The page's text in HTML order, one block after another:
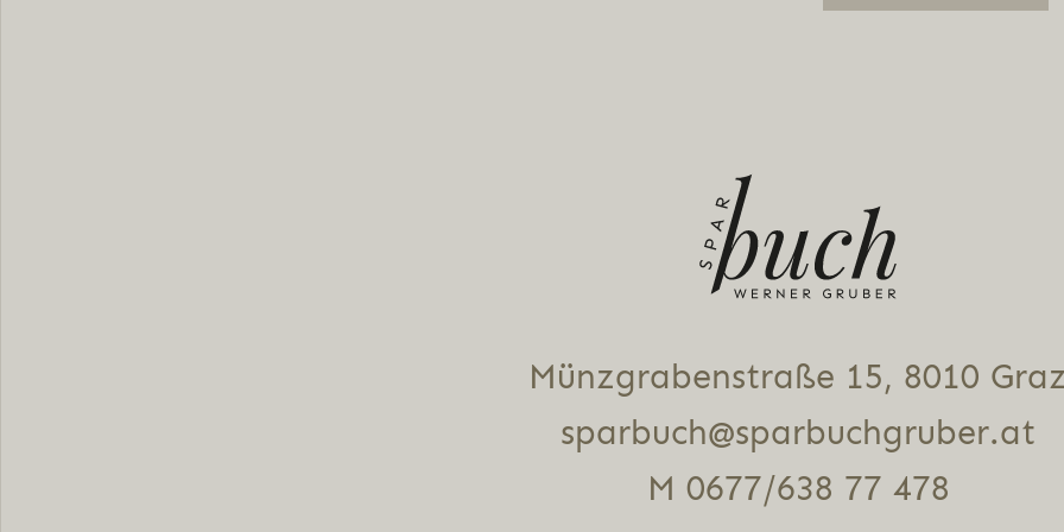
Münz­gra­ben­stra­ße 15, 8010
sparbuch@sparbuchgruber.at
M 0677/638 77 478